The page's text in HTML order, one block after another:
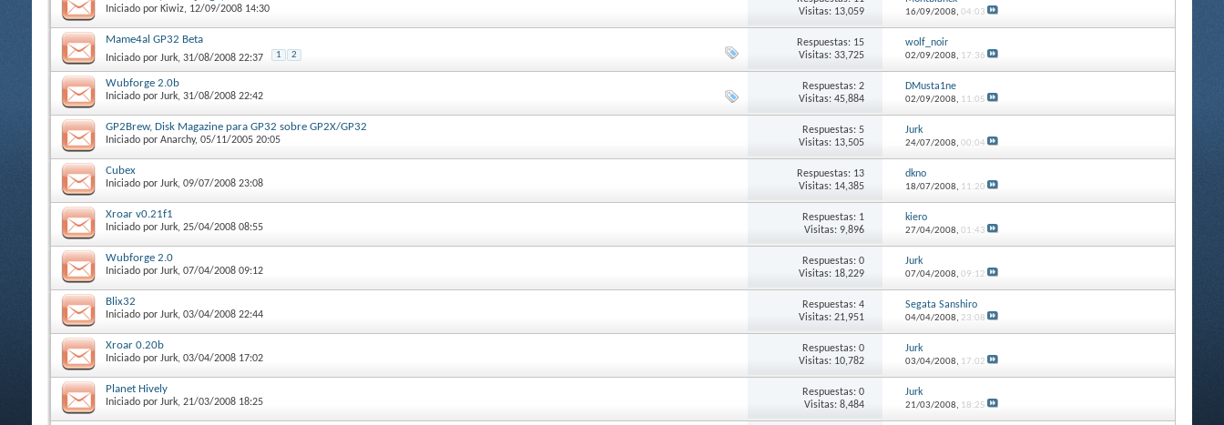
Iniciado por Kiwiz, 12/09/2008 14:30
Visitas: 13,059
16/09/2008, 04:03
Mame4al GP32 Beta
Iniciado por Jurk, 31/08/2008 22:37 1 2
Respuestas: 15
Visitas: 33,725
wolf_noir
02/09/2008, 17:36
Wubforge 2.0b
Iniciado por Jurk, 31/08/2008 22:42
Respuestas: 2
Visitas: 45,884
DMusta1ne
02/09/2008, 11:05
GP2Brew, Disk Magazine para GP32 sobre GP2X/GP32
Iniciado por Anarchy, 05/11/2005 20:05
Respuestas: 5
Visitas: 13,505
Jurk
24/07/2008, 00:04
Cubex
Iniciado por Jurk, 09/07/2008 23:08
Respuestas: 13
Visitas: 14,385
dkno
18/07/2008, 11:20
Xroar v0.21f1
Iniciado por Jurk, 25/04/2008 08:55
Respuestas: 1
Visitas: 9,896
kiero
27/04/2008, 01:43
Wubforge 2.0
Iniciado por Jurk, 07/04/2008 09:12
Respuestas: 0
Visitas: 18,229
Jurk
07/04/2008, 09:12
Blix32
Iniciado por Jurk, 03/04/2008 22:44
Respuestas: 4
Visitas: 21,951
Segata Sanshiro
04/04/2008, 23:08
Xroar 0.20b
Iniciado por Jurk, 03/04/2008 17:02
Respuestas: 0
Visitas: 10,782
Jurk
03/04/2008, 17:02
Planet Hively
Iniciado por Jurk, 21/03/2008 18:25
Respuestas: 0
Visitas: 8,484
Jurk
21/03/2008, 18:25